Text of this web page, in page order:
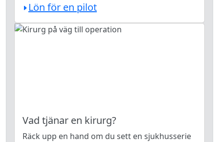
Lön för en pilot
Vad tjänar en kirurg?
Räck upp en hand om du sett en sjukhusserie